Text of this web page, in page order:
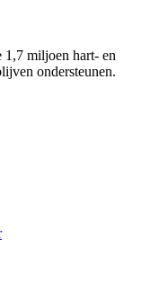
miljoen hart- en
ondersteunen.